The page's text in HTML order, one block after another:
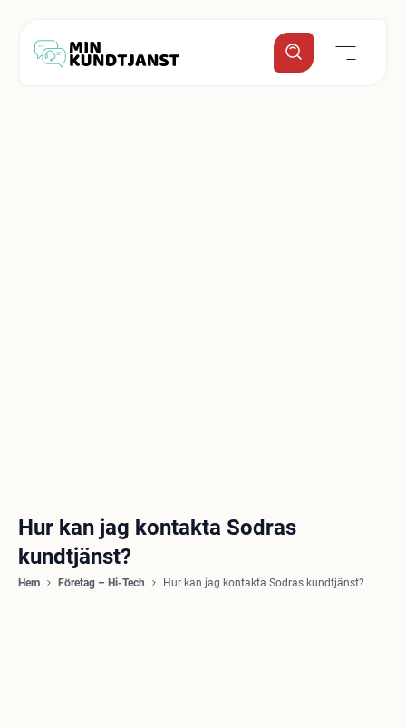
Hur kan jag kontakta Sodras
kundtjänst?
Hem Företag – Hi-Tech Hur kan jag kontakta Sodras kundtjänst?